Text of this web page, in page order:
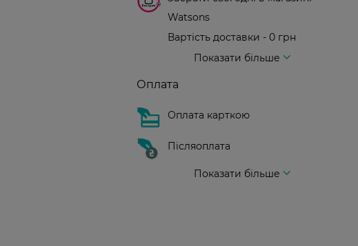
Watsons
Вартість доставки - 0 грн
Показати більше
Оплата
Оплата карткою
Післяоплата
Показати більше